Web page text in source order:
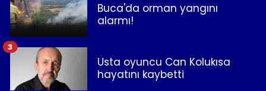
Buca'da orman yangını
alarmı!
Usta oyuncu Can Kolukısa
hayatını kaybetti
3